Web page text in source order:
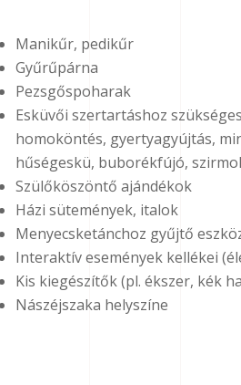
Manikűr, pedikűr
Gyűrűpárna
Pezsgőspoharak
Esküvői szertartáshoz
homoköntés, gyertyagyújtás,
hűségeskü, buborékfújó,
Szülőköszöntő ajándékok
Házi sütemények, italok
Menyecsketánchoz gyűjtő
Interaktív események kellékei
Kis kiegészítők (pl. ékszer, kék
Nászéjszaka helyszíne